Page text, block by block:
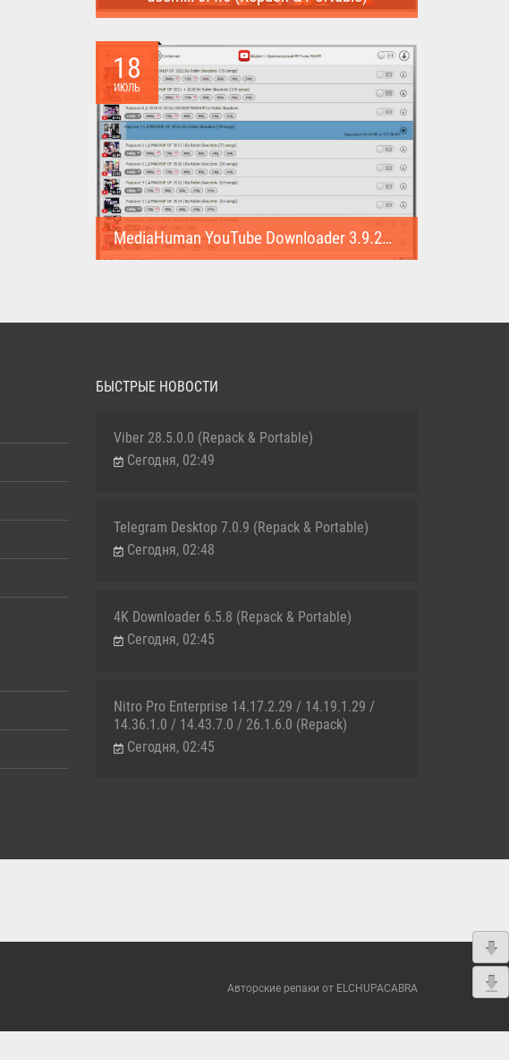
скачивать треки...
18
ИЮЛЬ
MediaHuman YouTube Downloader 3.9.22 (1007) (Repack & Portable)
БЫСТРЫЕ НОВОСТИ
Viber 28.5.0.0 (Repack & Portable)
Сегодня, 02:49
Telegram Desktop 7.0.9 (Repack & Portable)
Сегодня, 02:48
4K Downloader 6.5.8 (Repack & Portable)
Сегодня, 02:45
Nitro Pro Enterprise 14.17.2.29 / 14.19.1.29 /
14.36.1.0 / 14.43.7.0 / 26.1.6.0 (Repack)
Сегодня, 02:45
Авторские репаки от ELCHUPACABRA